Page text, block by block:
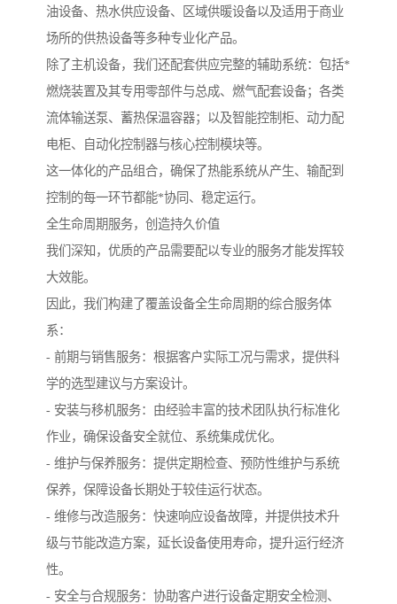
油设备、热水供应设备、区域供暖设备以及适用于商业
场所的供热设备等多种专业化产品。
除了主机设备，我们还配套供应完整的辅助系统：包括*
燃烧装置及其专用零部件与总成、燃气配套设备；各类
流体输送泵、蓄热保温容器；以及智能控制柜、动力配
电柜、自动化控制器与核心控制模块等。
这一体化的产品组合，确保了热能系统从产生、输配到
控制的每一环节都能*协同、稳定运行。
全生命周期服务，创造持久价值
我们深知，优质的产品需要配以专业的服务才能发挥较
大效能。
因此，我们构建了覆盖设备全生命周期的综合服务体
系：
- 前期与销售服务：根据客户实际工况与需求，提供科
学的选型建议与方案设计。
- 安装与移机服务：由经验丰富的技术团队执行标准化
作业，确保设备安全就位、系统集成优化。
- 维护与保养服务：提供定期检查、预防性维护与系统
保养，保障设备长期处于较佳运行状态。
- 维修与改造服务：快速响应设备故障，并提供技术升
级与节能改造方案，延长设备使用寿命，提升运行经济
性。
- 安全与合规服务：协助客户进行设备定期安全检测、